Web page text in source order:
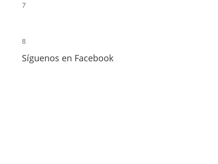
7
8
Síguenos en Facebook